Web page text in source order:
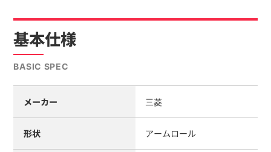
基本仕様
BASIC SPEC
メーカー 三菱
形状 アームロール